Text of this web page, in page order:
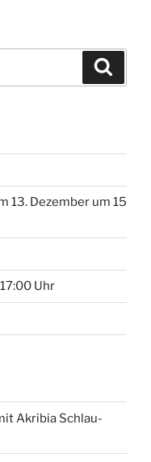
13. Dezember um 15
Uhr
Akribia Schlau-